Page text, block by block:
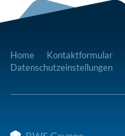
Home Kontaktformular
Datenschutzeinstellungen